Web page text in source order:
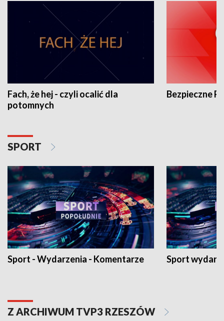
Fach, że hej - czyli ocalić dla
potomnych
Bezpieczne
SPORT
Sport - Wydarzenia - Komentarze Sport
Z ARCHIWUM TVP3 RZESZÓW